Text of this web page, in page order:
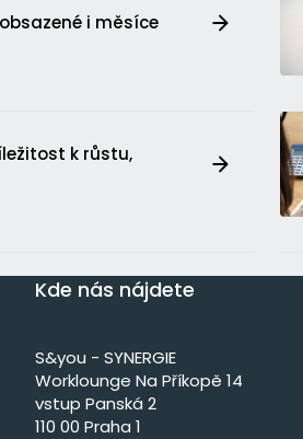
i měsíce
k růstu,
Kde nás nájdete
S&you - SYNERGIE
Worklounge Na Příkopě 14
vstup Panská 2
110 00 Praha 1